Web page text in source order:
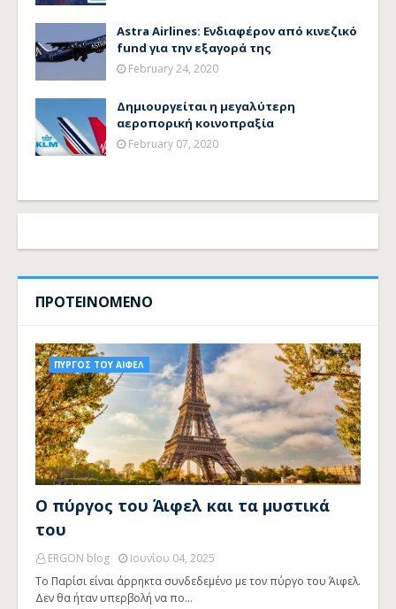
Astra Airlines: Ενδιαφέρον από κινεζικό
fund για την εξαγορά της
February 24, 2020
Δημιουργείται η μεγαλύτερη
αεροπορική κοινοπραξία
February 07, 2020
ΠΡΟΤΕΙΝΟΜΕΝΟ
ΠΥΡΓΟΣ ΤΟΥ ΑΙΦΕΛ
Ο πύργος του Άιφελ και τα μυστικά
του
ERGON blog
Ιουνίου 04, 2025
Το Παρίσι είναι άρρηκτα συνδεδεμένο με τον πύργο του Άιφελ.
Δεν θα ήταν υπερβολή να πο…